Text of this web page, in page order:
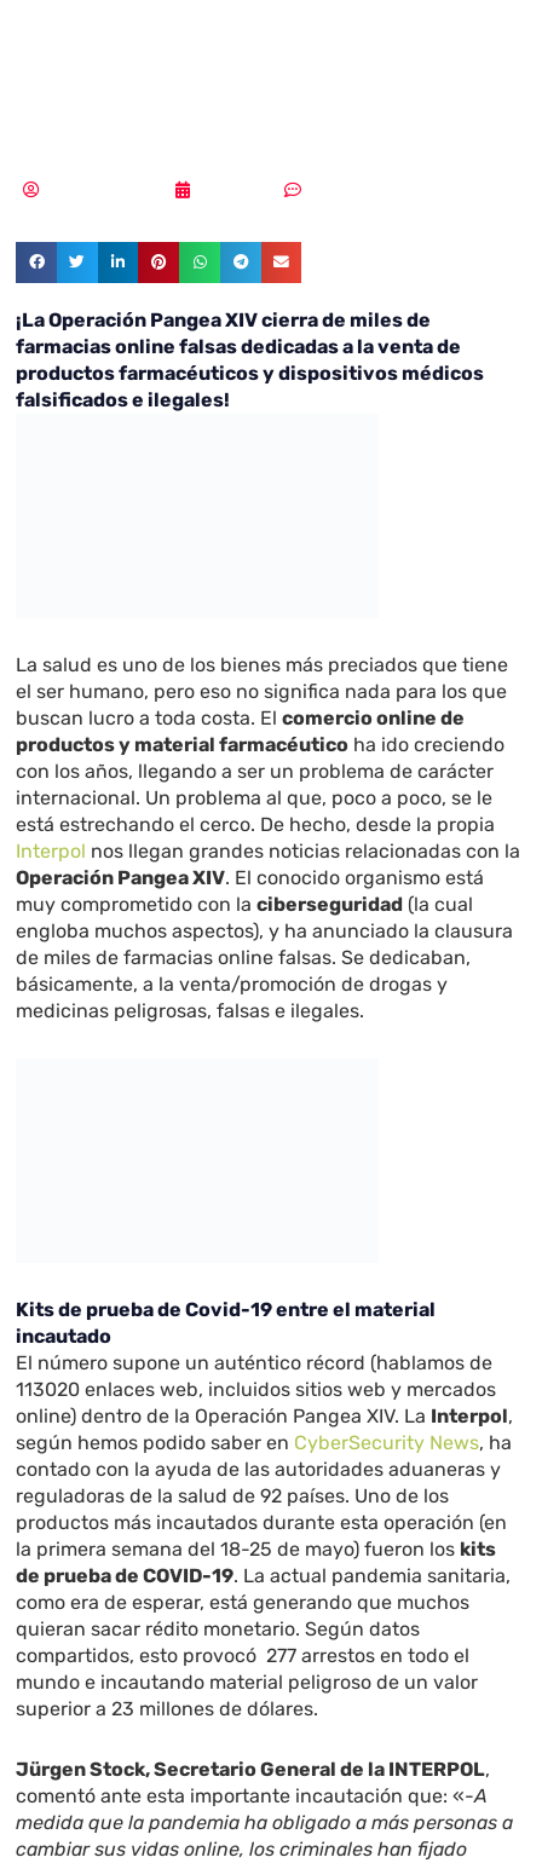
¡La Operación Pangea XIV cierra de miles de
farmacias online falsas dedicadas a la venta de
productos farmacéuticos y dispositivos médicos
falsificados e ilegales!
La salud es uno de los bienes más preciados que tiene
el ser humano, pero eso no significa nada para los que
buscan lucro a toda costa. Elcomercio online de
productos y material farmacéutico ha ido creciendo
con los años, llegando a ser un problema de carácter
internacional. Un problema al que, poco a poco, se le
está estrechando el cerco. De hecho, desde la propia
Interpol nos llegan grandes noticias relacionadas con la
Operación Pangea XIV. El conocido organismo está
muy comprometido con laciberseguridad (la cual
engloba muchos aspectos), y ha anunciado la clausura
de miles de farmacias online falsas. Se dedicaban,
básicamente, a la venta/promoción de drogas y
medicinas peligrosas, falsas e ilegales.
Kits de prueba de Covid-19 entre el material
incautado
El número supone un auténtico récord (hablamos de
113020 enlaces web, incluidos sitios web y mercados
online) dentro de la Operación Pangea XIV. La Interpol,
según hemos podido saber en CyberSecurity News, ha
contado con la ayuda de las autoridades aduaneras y
reguladoras de la salud de 92 países. Uno de los
productos más incautados durante esta operación (en
la primera semana del 18-25 de mayo) fueron los kits
de prueba de COVID-19. La actual pandemia sanitaria,
como era de esperar, está generando que muchos
quieran sacar rédito monetario. Según datos
compartidos, esto provocó 277 arrestos en todo el
mundo e incautando material peligroso de un valor
superior a 23 millones de dólares.
Jürgen Stock, Secretario General de la INTERPOL,
comentó ante esta importante incautación que: «-A
medida que la pandemia ha obligado a más personas a
cambiar sus vidas online, los criminales han fijado